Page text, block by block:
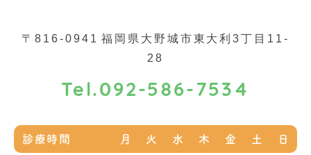
〒816-0941 福岡県大野城市東大利3丁目11-
28
Tel. 092-586-7534
診療時間 月 火 水 木 金 土 日